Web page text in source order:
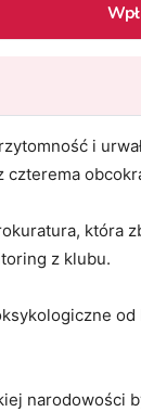
i
czterema
która
z klubu.
narodowości